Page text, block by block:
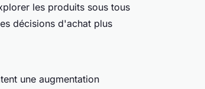
les produits sous tous
décisions d'achat plus
une augmentation